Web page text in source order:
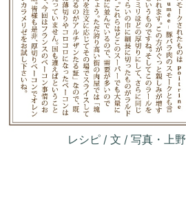
レシピ / 文 / 写真・上